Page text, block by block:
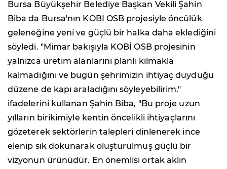
Bursa Büyükşehir Belediye Başkan Vekili Şahin
Biba da Bursa'nın KOBİ OSB projesiyle öncülük
geleneğine yeni ve güçlü bir halka daha eklediğini
söyledi. "Mimar bakışıyla KOBİ OSB projesinin
yalnızca üretim alanlarını planlı kılmakla
kalmadığını ve bugün şehrimizin ihtiyaç duyduğu
düzene de kapı araladığını söyleyebilirim."
ifadelerini kullanan Şahin Biba, "Bu proje uzun
yılların birikimiyle kentin öncelikli ihtiyaçlarını
gözeterek sektörlerin talepleri dinlenerek ince
elenip sık dokunarak oluşturulmuş güçlü bir
vizyonun ürünüdür. En önemlisi ortak aklın